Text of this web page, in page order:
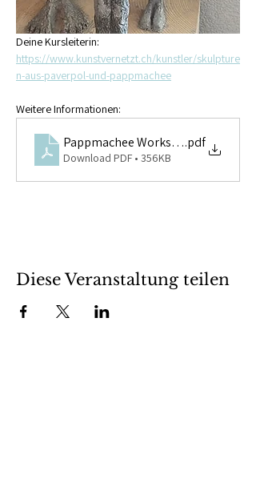
Deine Kursleiterin:
https://www.kunstvernetzt.ch/kunstler/skulpture
n-aus-paverpol-und-pappmachee
Weitere Informationen:
Pappmachee Workshop.pdf
Download PDF • 356KB
Diese Veranstaltung teilen